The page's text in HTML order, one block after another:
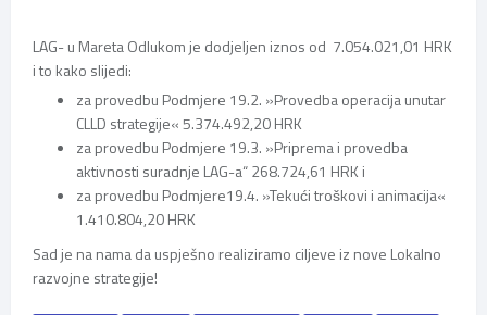
LAG- u Mareta Odlukom je dodjeljen iznos od 7.054.021,01 HRK
i to kako slijedi:
za provedbu Podmjere 19.2. »Provedba operacija unutar
CLLD strategije« 5.374.492,20 HRK
za provedbu Podmjere 19.3. »Priprema i provedba
aktivnosti suradnje LAG-a“ 268.724,61 HRK i
za provedbu Podmjere19.4. »Tekući troškovi i animacija«
1.410.804,20 HRK
Sad je na nama da uspješno realiziramo ciljeve iz nove Lokalno
razvojne strategije!